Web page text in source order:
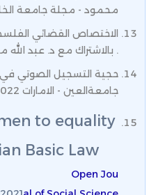
محمود - مجلة جامعة الخليل
الاختصاص القضائي
. بالاشتراك مع د. عبد الله
حجية التسجيل الصوتي في
جامعةالعين - الامارات 2022.
to equality
Basic Law -
Open Jou